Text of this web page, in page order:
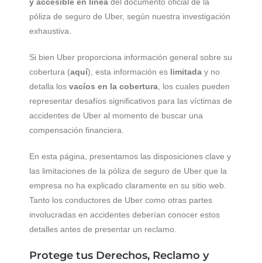
póliza de seguro de Uber, según nuestra investigación
exhaustiva.
Si bien Uber proporciona información general sobre su
cobertura (aquí), esta información es limitada y no
detalla los vacíos en la cobertura , los cuales pueden
representar desafíos significativos para las víctimas de
accidentes de Uber al momento de buscar una
compensación financiera.
En esta página, presentamos las disposiciones clave y
las limitaciones de la póliza de seguro de Uber que la
empresa no ha explicado claramente en su sitio web.
Tanto los conductores de Uber como otras partes
involucradas en accidentes deberían conocer estos
detalles antes de presentar un reclamo.
Protege tus Derechos, Reclamo y